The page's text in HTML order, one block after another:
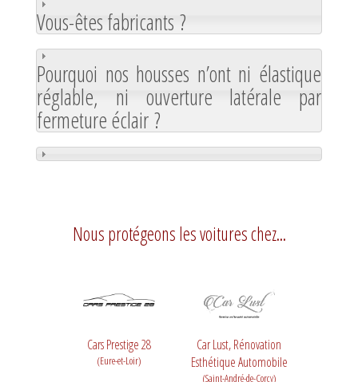
Vous-êtes fabricants ?
Pourquoi nos housses n’ont ni élastique
réglable, ni ouverture latérale par
fermeture éclair ?
Nous protégeons les voitures chez...
Cars Prestige 28
(Eure-et-Loir)
Car Lust, Rénovation
Esthétique Automobile
(Saint-André-de-Corcy)